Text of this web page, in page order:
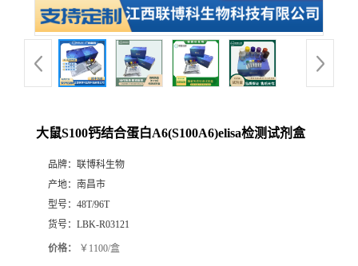
大鼠S100钙结合蛋白A6(S100A6)elisa检测试剂盒
品牌： 联博科生物
产地： 南昌市
型号： 48T/96T
货号： LBK-R03121
价格： ￥1100/盒